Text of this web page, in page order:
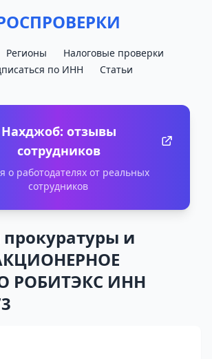
Регионы
Налоговые проверки
по ИНН
Статьи
Нахджоб: отзывы
сотрудников
о работодателях от реальных
сотрудников
и
РОБИТЭКС ИНН